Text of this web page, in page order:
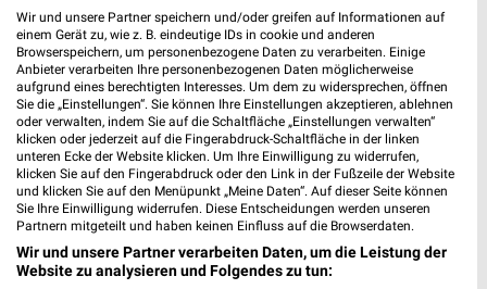
Wir und unsere Partner speichern und/oder greifen auf Informationen auf
einem Gerät zu, wie z. B. eindeutige IDs in cookie und anderen
Browserspeichern, um personenbezogene Daten zu verarbeiten. Einige
Anbieter verarbeiten Ihre personenbezogenen Daten möglicherweise
aufgrund eines berechtigten Interesses. Um dem zu widersprechen, öffnen
Sie die „Einstellungen“. Sie können Ihre Einstellungen akzeptieren, ablehnen
oder verwalten, indem Sie auf die Schaltfläche „Einstellungen verwalten“
klicken oder jederzeit auf die Fingerabdruck-Schaltfläche in der linken
unteren Ecke der Website klicken. Um Ihre Einwilligung zu widerrufen,
klicken Sie auf den Fingerabdruck oder den Link in der Fußzeile der Website
und klicken Sie auf den Menüpunkt „Meine Daten“. Auf dieser Seite können
Sie Ihre Einwilligung widerrufen. Diese Entscheidungen werden unseren
Partnern mitgeteilt und haben keinen Einfluss auf die Browserdaten.
Wir und unsere Partner verarbeiten Daten, um die Leistung der
Website zu analysieren und Folgendes zu tun: